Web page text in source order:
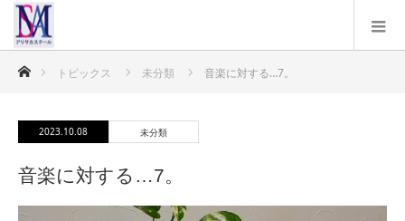
ホームトピックス 未分類 音楽に対する…7。
2023.10.08 未分類
音楽に対する…7。